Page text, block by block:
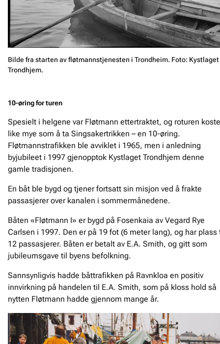
Bilde fra starten av fløtmannstjenesten i Trondheim. Foto: Kystlaget
Trondhjem.
10-øring for turen
Spesielt i helgene var Fløtmann ettertraktet, og roturen
like mye som å ta Singsakertrikken – en 10-øring.
Fløtmannstrafikken ble avviklet i 1965, men i anledning
byjubileet i 1997 gjenopptok Kystlaget Trondhjem denne
gamle tradisjonen.
En båt ble bygd og tjener fortsatt sin misjon ved å frakte
passasjerer over kanalen i sommermånedene.
Båten «Fløtmann I» er bygd på Fosenkaia av Vegard Rye
Carlsen i 1997. Den er på 19 fot (6 meter lang), og har plass
12 passasjerer. Båten er betalt av E.A. Smith, og gitt som
jubileumsgave til byens befolkning.
Sannsynligvis hadde båttrafikken på Ravnkloa en positiv
innvirkning på handelen til E.A. Smith, som på kloss hold så
nytten Fløtmann hadde gjennom mange år.